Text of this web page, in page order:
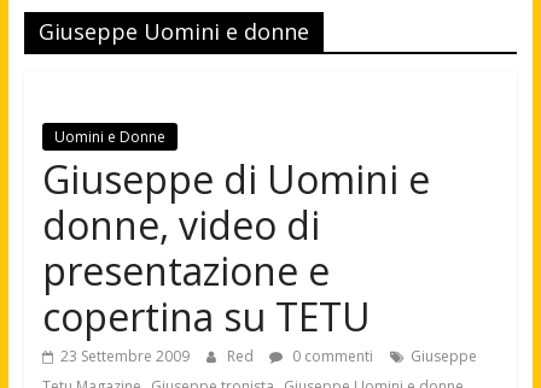
Tv,
Cinema,
news
moda
maschile
Giuseppe Uomini e donne
Uomini e Donne
Giuseppe di Uomini e
donne, video di
presentazione e
copertina su TETU
23 Settembre 2009 Red 0 commenti
Giuseppe